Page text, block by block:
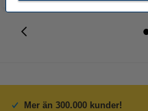
Mer än 300.000 kunder!